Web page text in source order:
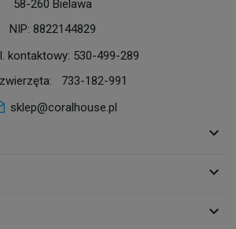
58-260 Bielawa
NIP: 8822144829
kontaktowy: 530-499-289
733-182-991
sklep@coralhouse.pl
keyboard_arrow_down
keyboard_arrow_down
keyboard_arrow_down